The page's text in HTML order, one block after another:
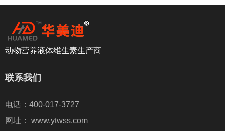
动物营养液体维生素生产商
联系我们
电话：400-017-3727
网址： www.ytwss.com